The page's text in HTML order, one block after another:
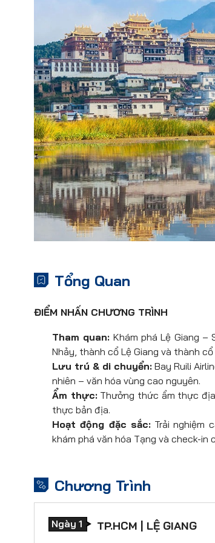
Tổng Quan
ĐIỂM NHẤN CHƯƠNG TRÌNH
Tham quan: Khám phá Lệ Giang –
Nhảy, thành cổ Lệ Giang và thành
Lưu trú & di chuyển: Bay Ruili
nhiên – văn hóa vùng cao nguyên.
Ẩm thực:Thưởng thức ẩm thực
thực bản địa.
Hoạt động đặc sắc:Trải nghiệm
khám phá văn hóa Tạng và check-in
Chương Trình
Ngày 1 TP.HCM | LỆ GIANG